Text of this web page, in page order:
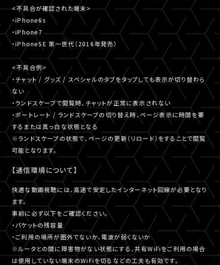
<不具合が確認された端末>
・iPhone6s
・iPhone7
・iPhoneSE 第一世代（2016年発売）
<不具合例>
・チャット / グッズ / スペシャルのタブをタップしても表示が切り替わら
ない
・ランドスケープで閲覧時、チャットが正常に表示されない
・ポートレート / ランドスケープの切り替え時、ページ表示に時間を要
するまたは真っ白な状態となる
※ランドスケープの状態で、ページの更新（リロード）をすることで閲覧
可能となります。
【通信環境について】
快適な動画視聴には、高速で安定したインターネット回線が必要となり
ます。
事前に必ず以下をご確認ください。
・パケットの残容量
・ご利用の場所が圏外でないか、電波が弱くないか
※ルータとの間に障害物がない状態にする、共有WiFiをご利用の場合
は使用していない端末のWiFiを切るなどの工夫も有効です。